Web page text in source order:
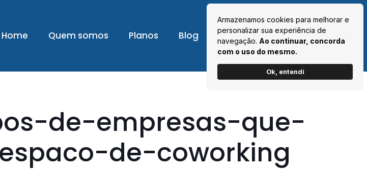
Armazenamos cookies para melhorar e
personalizar sua experiência de
navegação. Ao continuar, concorda
com o uso do mesmo.
Ok, entendi
Home Quem somos Planos Blog Contato Área cliente
de-empresas-que-
de-coworking